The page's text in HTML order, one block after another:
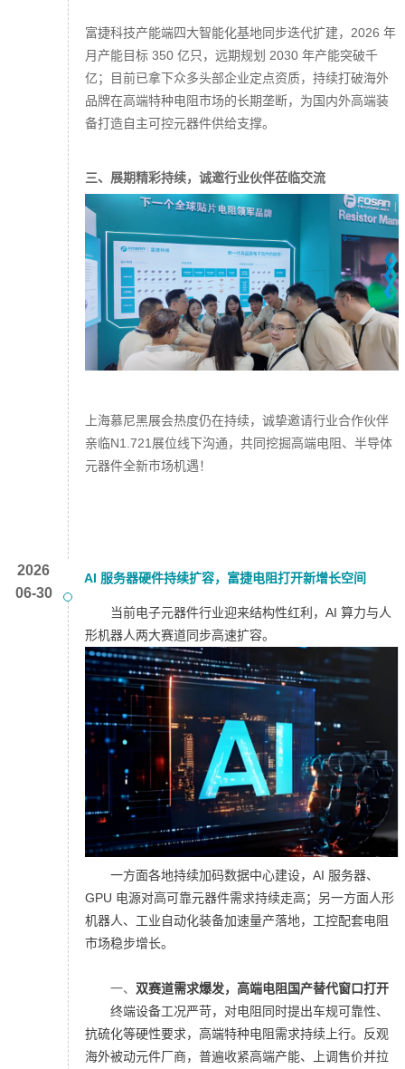
富捷科技产能端四大智能化基地同步迭代扩建，2026 年
月产能目标 350 亿只，远期规划 2030 年产能突破千
亿；目前已拿下众多头部企业定点资质，持续打破海外
品牌在高端特种电阻市场的长期垄断，为国内外高端装
备打造自主可控元器件供给支撑。
三、展期精彩持续，诚邀行业伙伴莅临交流
上海慕尼黑展会热度仍在持续，诚挚邀请行业合作伙伴
亲临N1.721展位线下沟通，共同挖掘高端电阻、半导体
元器件全新市场机遇！
2026
06-30
AI 服务器硬件持续扩容，富捷电阻打开新增长空间
当前电子元器件行业迎来结构性红利，AI 算力与人
形机器人两大赛道同步高速扩容。
一方面各地持续加码数据中心建设，AI 服务器、
GPU 电源对高可靠元器件需求持续走高；另一方面人形
机器人、工业自动化装备加速量产落地，工控配套电阻
市场稳步增长。
一、 双赛道需求爆发，高端电阻国产替代窗口打开
终端设备工况严苛，对电阻同时提出车规可靠性、
抗硫化等硬性要求，高端特种电阻需求持续上行。反观
海外被动元件厂商，普遍收紧高端产能、上调售价并拉